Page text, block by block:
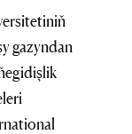
gazyndan